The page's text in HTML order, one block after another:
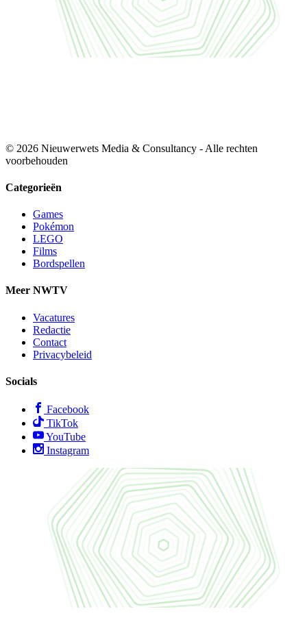
© 2026 Nieuwerwets Media & Consultancy - Alle rechten
voorbehouden
Categorieën
Games
Pokémon
LEGO
Films
Bordspellen
Meer NWTV
Vacatures
Redactie
Contact
Privacybeleid
Socials
Facebook
TikTok
YouTube
Instagram